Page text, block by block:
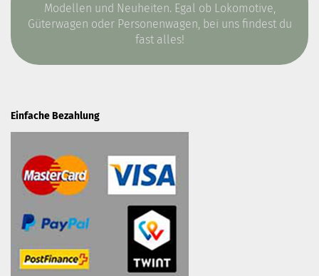
Modellen und Neuheiten. Egal ob Lokomotive,
Güterwagen oder Personenwagen, bei uns findest du
fast alles!
Einfache Bezahlung